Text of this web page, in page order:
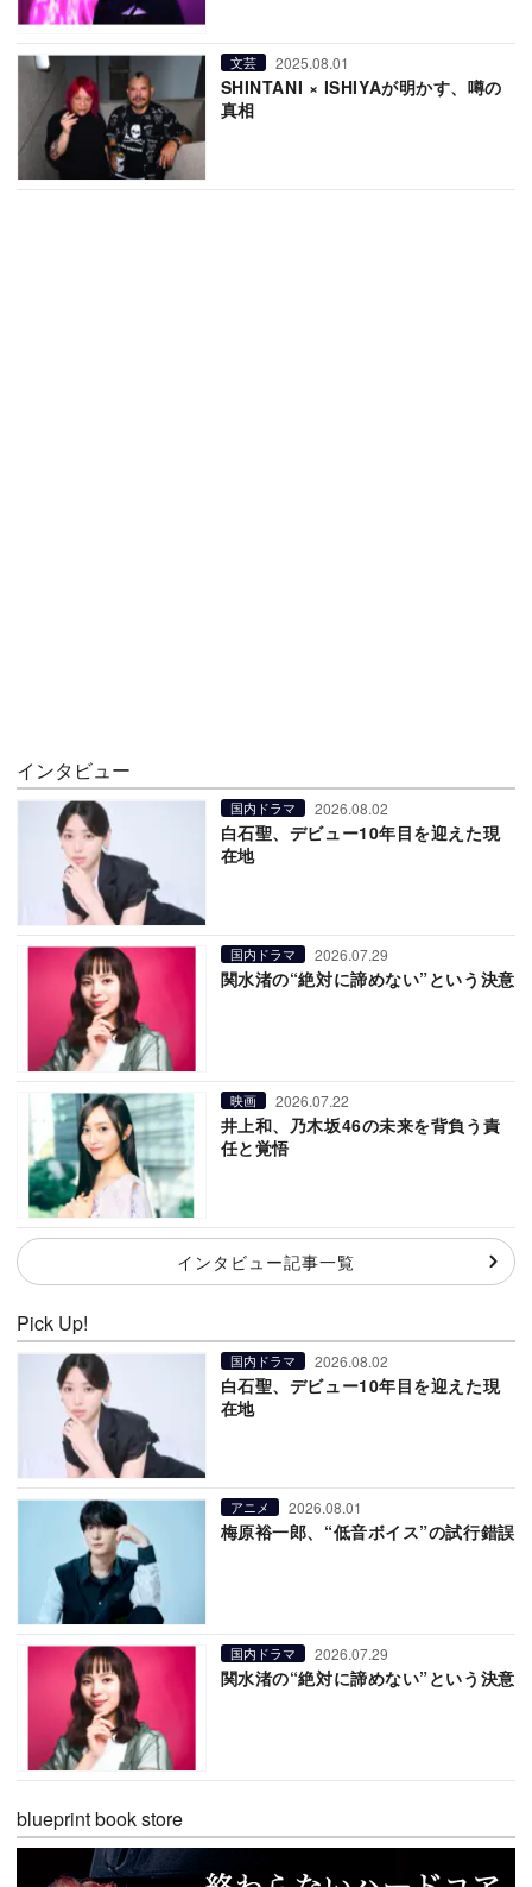
文芸 2025.08.01
SHINTANI × ISHIYAが明かす、噂の
真相
インタビュー
国内ドラマ 2026.08.02
白石聖、デビュー10年目を迎えた現
在地
国内ドラマ 2026.07.29
関水渚の“絶対に諦めない”という決意
映画 2026.07.22
井上和、乃木坂46の未来を背負う責
任と覚悟
インタビュー記事一覧
Pick Up!
国内ドラマ 2026.08.02
白石聖、デビュー10年目を迎えた現
在地
アニメ 2026.08.01
梅原裕一郎、“低音ボイス”の試行錯誤
国内ドラマ 2026.07.29
関水渚の“絶対に諦めない”という決意
blueprint book store